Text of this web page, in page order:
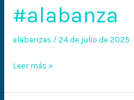
#alabanza
alabanzas /24 de julio de 2025
cantar
#alabanza
Leer más »